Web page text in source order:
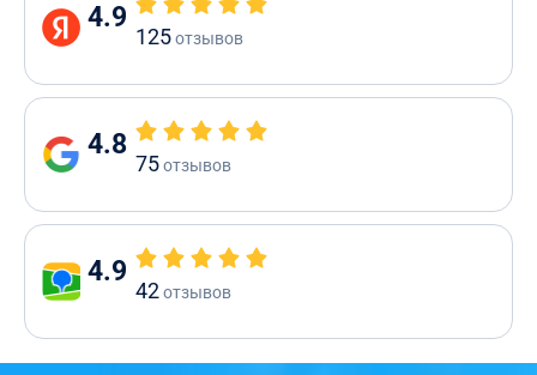
4.9
125отзывов
4.8
75отзывов
4.9
42отзывов